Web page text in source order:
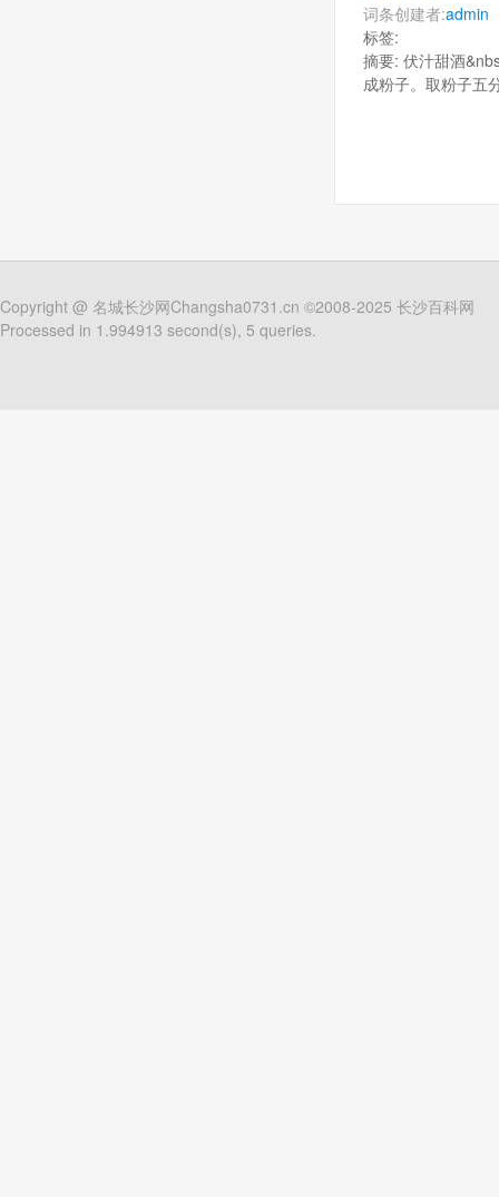
词条创建者:admin
标签:
摘要: 伏汁甜酒
成粉子。取粉子五
Copyright @ 名城长沙网Changsha0731.cn ©2008-2025 长沙百科网
Processed in 1.994913 second(s), 5 queries.